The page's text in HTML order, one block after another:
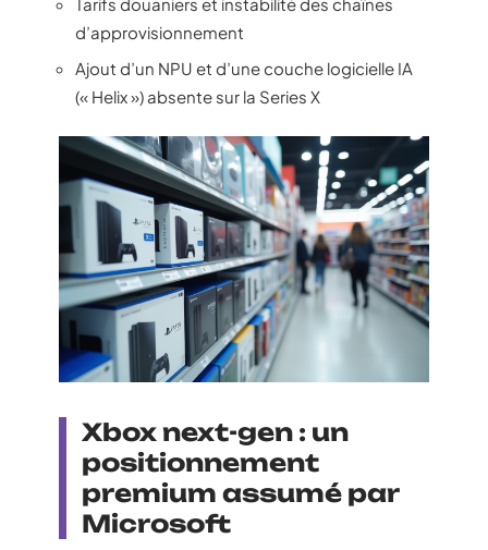
d’approvisionnement
Ajout d’un NPU et d’une couche logicielle IA
(« Helix ») absente sur la Series X
Xbox next-gen : un
positionnement
premium assumé par
Microsoft